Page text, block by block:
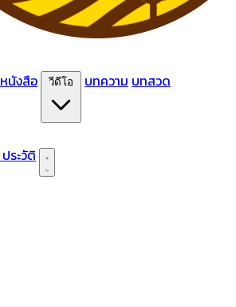
หนังสือ บทความ บทสวด
ประวัติ